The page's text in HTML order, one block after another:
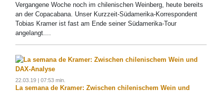
Vergangene Woche noch im chilenischen Weinberg, heute bereits
an der Copacabana. Unser Kurzzeit-Südamerika-Korrespondent
Tobias Kramer ist fast am Ende seiner Südamerika-Tour
angelangt....
22.03.19 | 07:53 min.
La semana de Kramer: Zwischen chilenischem Wein und